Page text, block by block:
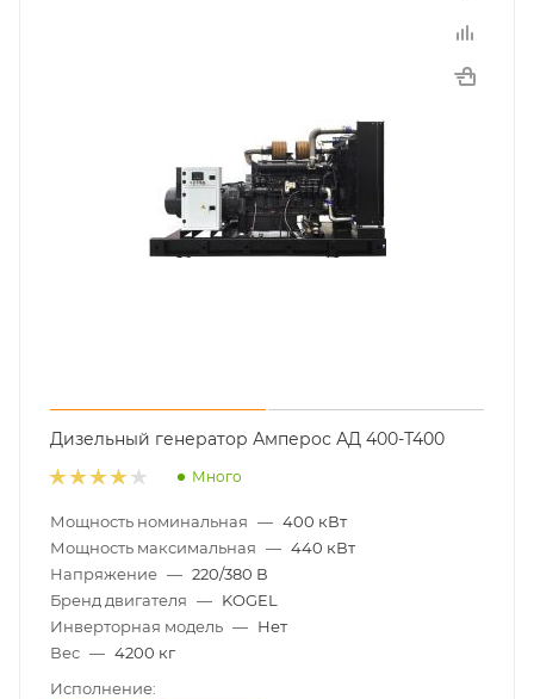
Дизельный генератор Амперос АД 400-Т400
Много
Мощность номинальная — 400 кВт
Мощность максимальная — 440 кВт
Напряжение — 220/380 В
Бренд двигателя — KOGEL
Инверторная модель — Нет
Вес — 4200 кг
Исполнение: